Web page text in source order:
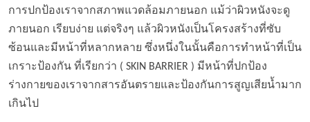
การปกป้องเราจากสภาพแวดล้อมภายนอก แม้ว่าผิวหนังจะดู
ภายนอก เรียบง่าย แต่จริงๆ แล้วผิวหนังเป็นโครงสร้างที่ซับ
ซ้อนและมีหน้าที่หลากหลาย ซึ่งหนึ่งในนั้นคือการทำหน้าที่เป็น
เกราะป้องกัน ที่เรียกว่า ( SKIN BARRIER ) มีหน้าที่ปกป้อง
ร่างกายของเราจากสารอันตรายและป้องกันการสูญเสียน้ำมาก
เกินไป